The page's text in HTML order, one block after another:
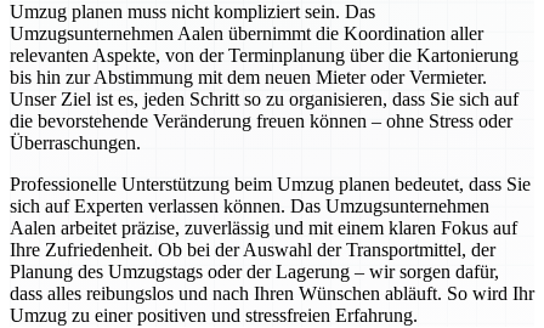
Umzug planen muss nicht kompliziert sein. Das
Umzugsunternehmen Aalen übernimmt die Koordination aller
relevanten Aspekte, von der Terminplanung über die Kartonierung
bis hin zur Abstimmung mit dem neuen Mieter oder Vermieter.
Unser Ziel ist es, jeden Schritt so zu organisieren, dass Sie sich auf
die bevorstehende Veränderung freuen können – ohne Stress oder
Überraschungen.
Professionelle Unterstützung beim Umzug planen bedeutet, dass Sie
sich auf Experten verlassen können. Das Umzugsunternehmen
Aalen arbeitet präzise, zuverlässig und mit einem klaren Fokus auf
Ihre Zufriedenheit. Ob bei der Auswahl der Transportmittel, der
Planung des Umzugstags oder der Lagerung – wir sorgen dafür,
dass alles reibungslos und nach Ihren Wünschen abläuft. So wird Ihr
Umzug zu einer positiven und stressfreien Erfahrung.